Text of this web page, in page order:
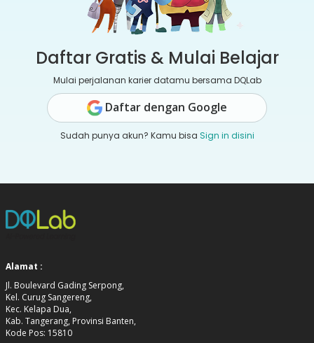
Daftar Gratis & Mulai Belajar
Mulai perjalanan karier datamu bersama DQLab
Daftar dengan Google
Sudah punya akun? Kamu bisa Sign in disini
Alamat :
Jl. Boulevard Gading Serpong,
Kel. Curug Sangereng,
Kec. Kelapa Dua,
Kab. Tangerang, Provinsi Banten,
Kode Pos: 15810